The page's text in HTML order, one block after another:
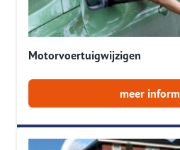
Motorvoertuigwijzigen
meer